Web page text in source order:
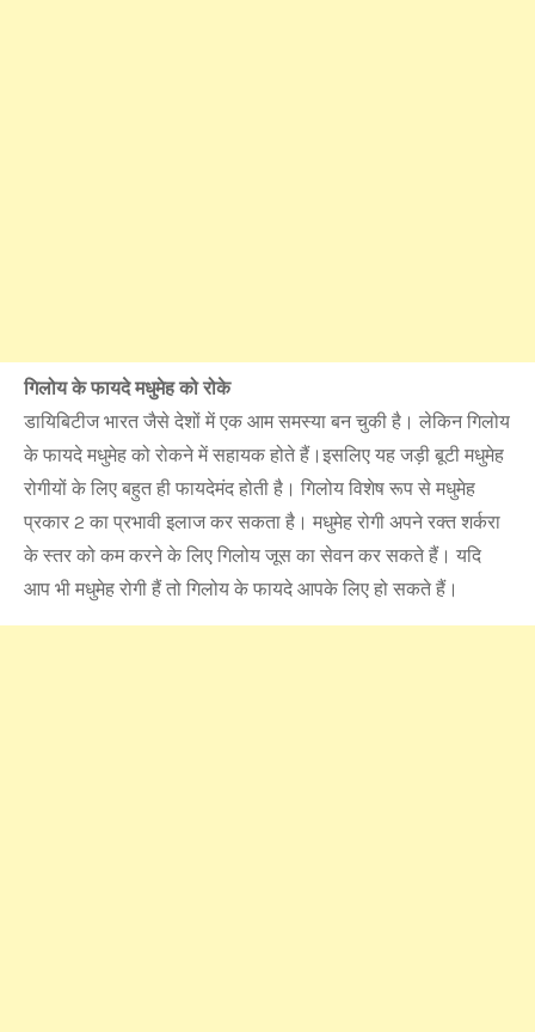
गिलोय के फायदे मधुमेह को रोके
डायिबिटीज भारत जैसे देशों में एक आम समस्‍या बन चुकी है। लेकिन गिलोय
के फायदे मधुमेह को रोकने में सहायक होते हैं।इसलिए यह जड़ी बूटी मधुमेह
रोगीयों के लिए बहुत ही फायदेमंद होती है। गिलोय विशेष रूप से मधुमेह
प्रकार 2 का प्रभावी इलाज कर सकता है। मधुमेह रोगी अपने रक्‍त शर्करा
के स्‍तर को कम करने के लिए गिलोय जूस का सेवन कर सकते हैं। यदि
आप भी मधुमेह रोगी हैं तो गिलोय के फायदे आपके लिए हो सकते हैं।